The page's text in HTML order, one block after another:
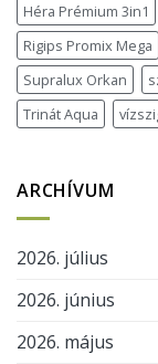
Héra Prémium 3in1
Rigips Promix Mega
Supralux Orkan
Trinát Aqua
ARCHÍVUM
2026. július
2026. június
2026. május